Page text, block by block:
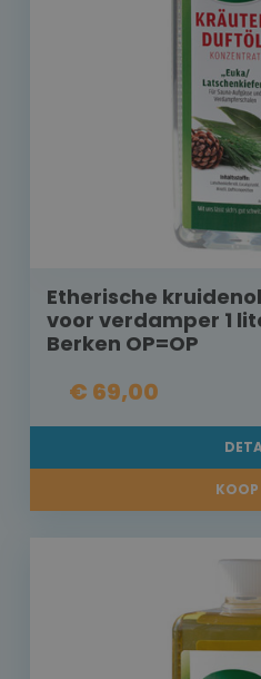
Etherische
voor verdamper 1
Berken OP=OP
€ 69,00
KOOP